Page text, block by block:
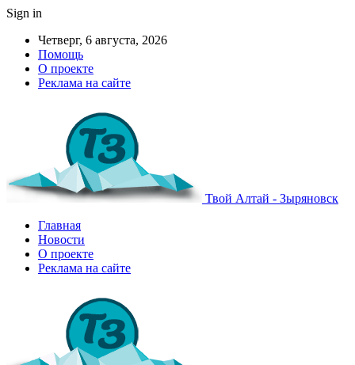
Sign in
Четверг, 6 августа, 2026
Помощь
О проекте
Реклама на сайте
Твой Алтай - Зыряновск
Главная
Новости
О проекте
Реклама на сайте